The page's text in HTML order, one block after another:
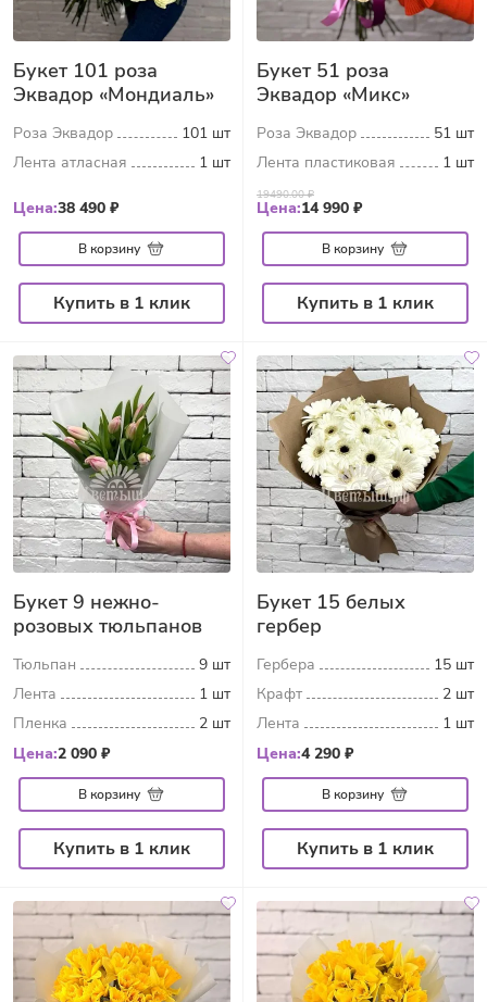
Букет 101 роза
Эквадор «Мондиаль»
Роза Эквадор
101 шт
Лента атласная
1 шт
Цена:38 490 ₽
В корзину
Купить в 1 клик
Букет 51 роза
Эквадор «Микс»
Роза Эквадор
51 шт
Лента пластиковая
1 шт
19490.00 ₽
Цена:14 990 ₽
В корзину
Купить в 1 клик
Букет 9 нежно-
розовых тюльпанов
Тюльпан
9 шт
Лента
1 шт
Пленка
2 шт
Цена:2 090 ₽
В корзину
Купить в 1 клик
Букет 15 белых
гербер
Гербера
15 шт
Крафт
2 шт
Лента
1 шт
Цена:4 290 ₽
В корзину
Купить в 1 клик